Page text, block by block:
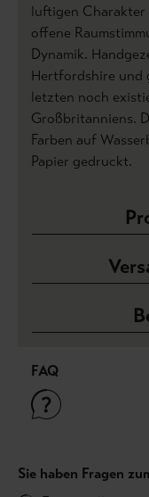
luftigen
offene
Dynamik.
Hertfordshire und
letzten noch
Großbritanniens.
Farben auf
Papier gedruckt.
FAQ
Sie haben Fragen